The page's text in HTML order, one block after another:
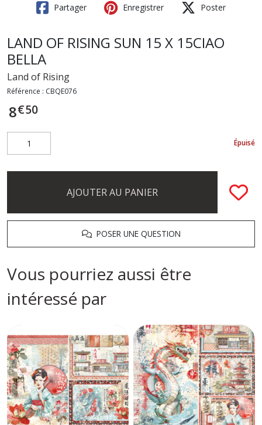
Partager Enregistrer Poster
LAND OF RISING SUN 15 X 15CIAO
BELLA
Land of Rising
Référence : CBQE076
8€50
Épuisé
AJOUTER AU PANIER
POSER UNE QUESTION
Vous pourriez aussi être
intéressé par